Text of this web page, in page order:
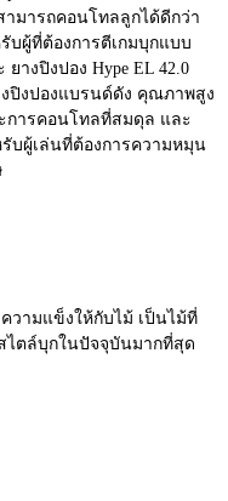
ามารถคอนโทลลูกได้ดีกว่า
บผู้ที่ต้องการตีเกมบุกแบบ
างปิงปอง Hype EL 42.0
งปิงปองแบรนด์ดัง คุณภาพสูง
การคอนโทลที่สมดุล และ
บผู้เล่นที่ต้องการความหมุน
ความแข็งให้กับไม้ เป็นไม้ที่
ไตล์บุกในปัจจุบันมากที่สุด